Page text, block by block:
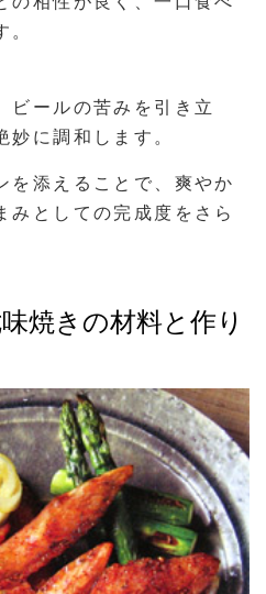
。
ビールの苦みを引き立
妙に調和します。
を添えることで、爽やか
みとしての完成度をさら
焼きの材料と作り